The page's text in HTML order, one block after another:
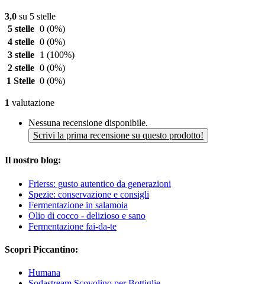
3,0 su 5 stelle
5 stelle 0 (0%)
4 stelle 0 (0%)
3 stelle
1 (100%)
2 stelle 0 (0%)
1 Stelle 0 (0%)
1 valutazione
Nessuna recensione disponibile.
Scrivi la prima recensione su questo prodotto!
Il nostro blog:
Frierss: gusto autentico da generazioni
Spezie: conservazione e consigli
Fermentazione in salamoia
Olio di cocco - delizioso e sano
Fermentazione fai-da-te
Scopri Piccantino:
Humana